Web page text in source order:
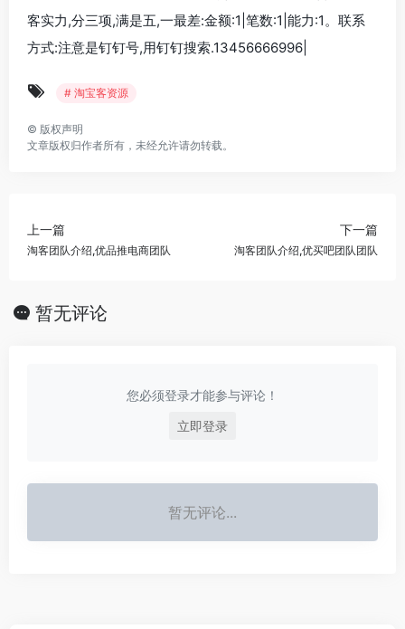
客实力,分三项,满是五,一最差:金额:1|笔数:1|能力:1。联系
方式:注意是钉钉号,用钉钉搜索.13456666996|
# 淘宝客资源
© 版权声明
文章版权归作者所有，未经允许请勿转载。
上一篇
淘客团队介绍,优品推电商团队
下一篇
淘客团队介绍,优买吧团队团队
暂无评论
您必须登录才能参与评论！
立即登录
暂无评论...